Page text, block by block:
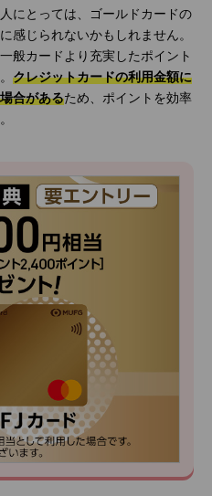
にとっては、ゴールドカードの
感じられないかもしれません。
般カードより充実したポイント
クレジットカードの利用金額に
合があるため、ポイントを効率